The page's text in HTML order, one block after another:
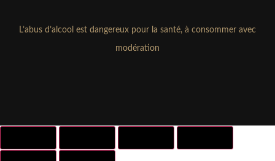
L’abus d’alcool est dangereux pour la santé, à consommer avec
modération